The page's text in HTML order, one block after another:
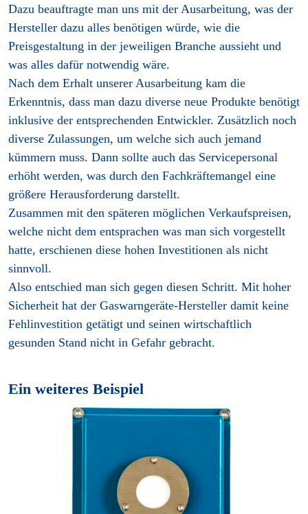
Dazu beauftragte man uns mit der Ausarbeitung, was der
Hersteller dazu alles benötigen würde, wie die
Preisgestaltung in der jeweiligen Branche aussieht und
was alles dafür notwendig wäre.
Nach dem Erhalt unserer Ausarbeitung kam die
Erkenntnis, dass man dazu diverse neue Produkte benötigt
inklusive der entsprechenden Entwickler. Zusätzlich noch
diverse Zulassungen, um welche sich auch jemand
kümmern muss. Dann sollte auch das Servicepersonal
erhöht werden, was durch den Fachkräftemangel eine
größere Herausforderung darstellt.
Zusammen mit den späteren möglichen Verkaufspreisen,
welche nicht dem entsprachen was man sich vorgestellt
hatte, erschienen diese hohen Investitionen als nicht
sinnvoll.
Also entschied man sich gegen diesen Schritt. Mit hoher
Sicherheit hat der Gaswarngeräte-Hersteller damit keine
Fehlinvestition getätigt und seinen wirtschaftlich
gesunden Stand nicht in Gefahr gebracht.
Ein weiteres Beispiel